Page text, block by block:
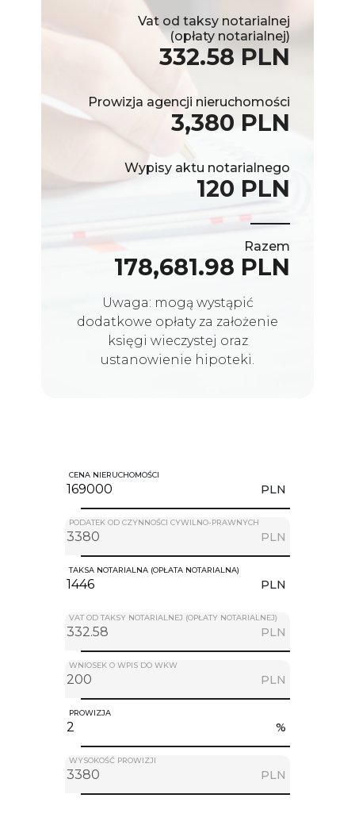
Vat od taksy notarialnej
(opłaty notarialnej)
332.58 PLN
Prowizja agencji nieruchomości
3,380 PLN
Wypisy aktu notarialnego
120 PLN
Razem
178,681.98 PLN
Uwaga: mogą wystąpić
dodatkowe opłaty za założenie
księgi wieczystej oraz
ustanowienie hipoteki.
CENA NIERUCHOMOŚCI
PLN
PODATEK OD CZYNNOŚCI CYWILNO-PRAWNYCH
PLN
TAKSA NOTARIALNA (OPŁATA NOTARIALNA)
PLN
VAT OD TAKSY NOTARIALNEJ (OPŁATY NOTARIALNEJ)
PLN
WNIOSEK O WPIS DO WKW
PLN
PROWIZJA
%
WYSOKOŚĆ PROWIZJI
PLN